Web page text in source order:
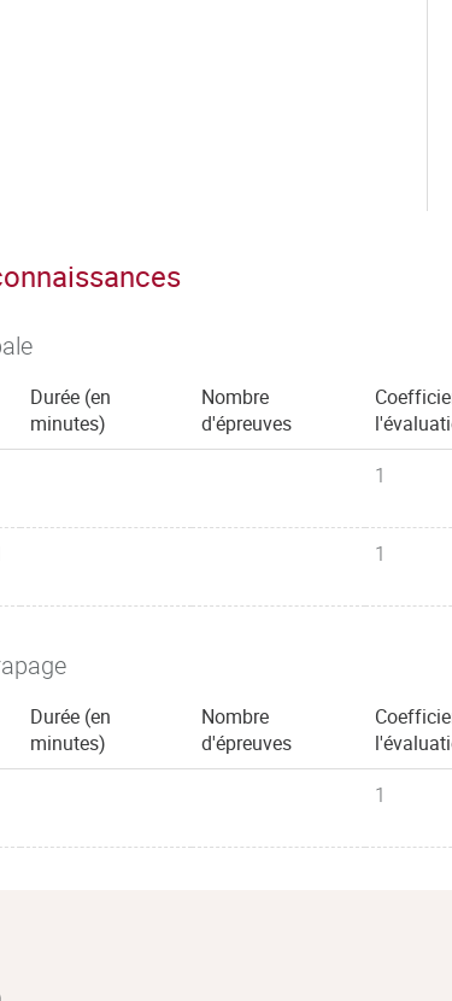
Durée (en
minutes)
Nombre
d'épreuves
1
1
Durée (en
minutes)
Nombre
d'épreuves
1